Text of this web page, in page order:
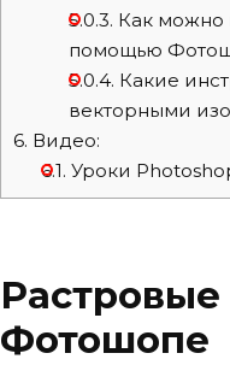
5.0.3. Как можно
помощью
5.0.4. Какие
векторными
6. Видео:
6.1. Уроки
Фотошопе